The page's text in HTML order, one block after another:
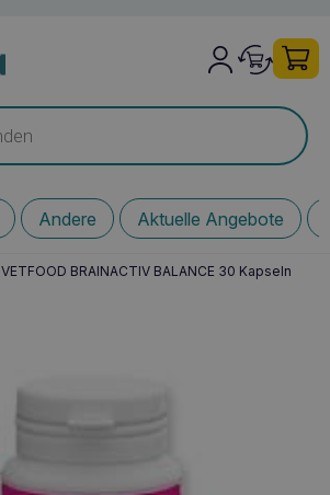
Andere Aktuelle Angebote
VETFOOD BRAINACTIV BALANCE 30 Kapseln